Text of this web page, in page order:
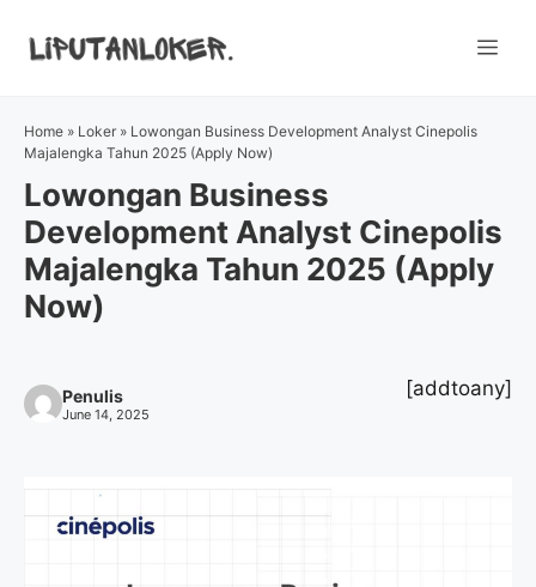
Home » Loker » Lowongan Business Development Analyst Cinepolis
Majalengka Tahun 2025 (Apply Now)
Lowongan Business
Development Analyst Cinepolis
Majalengka Tahun 2025 (Apply
Now)
Penulis
June 14, 2025
[addtoany]